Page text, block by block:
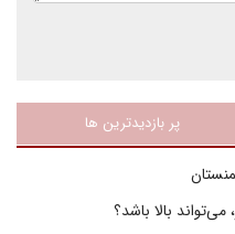
پر بازدیدترین ها
بالا باشد؟